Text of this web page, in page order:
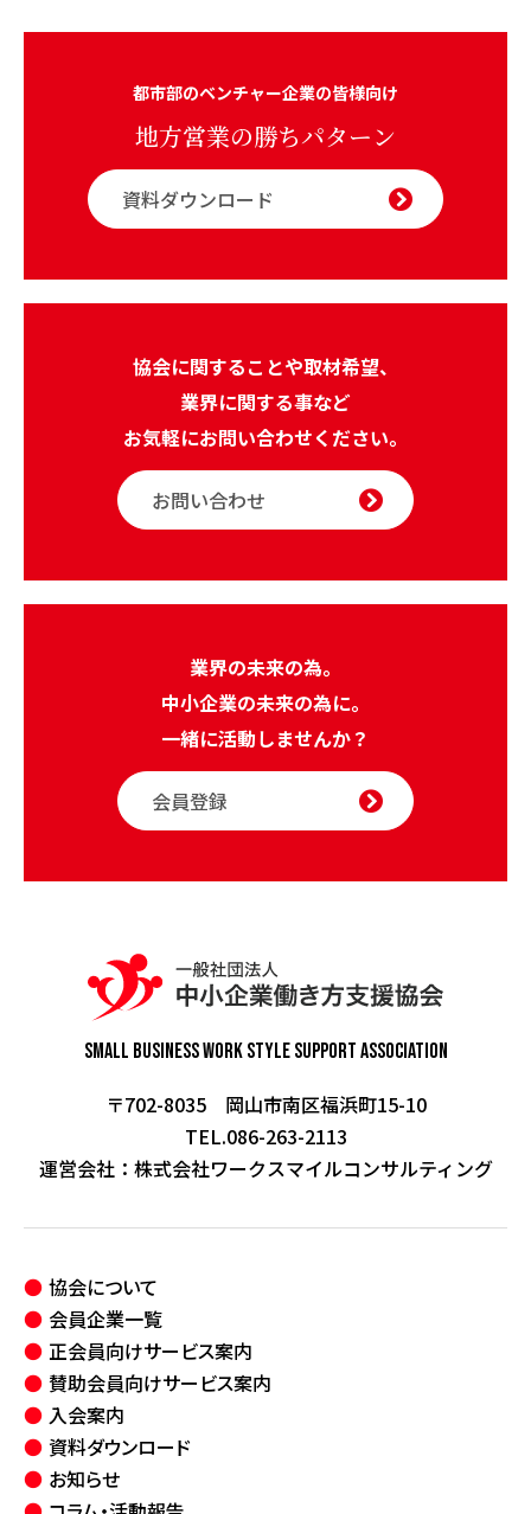
都市部のベンチャー企業の皆様向け
地方営業の勝ちパターン
資料ダウンロード
協会に関することや取材希望、
業界に関する事など
お気軽にお問い合わせください。
お問い合わせ
業界の未来の為。
中小企業の未来の為に。
一緒に活動しませんか？
会員登録
Small Business Work StyleSupport Association
〒702-8035 岡山市南区福浜町15-10
TEL.086-263-2113
運営会社： 株式会社ワークスマイルコンサルティング
協会について
会員企業一覧
正会員向けサービス案内
賛助会員向けサービス案内
入会案内
資料ダウンロード
お知らせ